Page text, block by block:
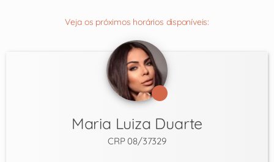
Veja os próximos horários disponíveis:
Maria Luiza Duarte
CRP 08/37329